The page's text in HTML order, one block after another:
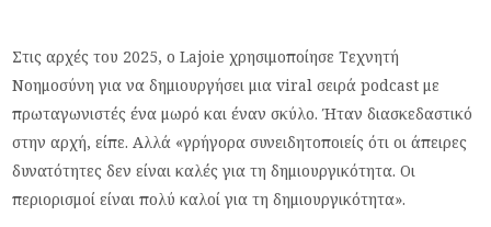
Στις αρχές του 2025, ο Lajoie χρησιμοποίησε Τεχνητή
Νοημοσύνη για να δημιουργήσει μια viral σειρά podcast με
πρωταγωνιστές ένα μωρό και έναν σκύλο. Ήταν διασκεδαστικό
στην αρχή, είπε. Αλλά «γρήγορα συνειδητοποιείς ότι οι άπειρες
δυνατότητες δεν είναι καλές για τη δημιουργικότητα. Οι
περιορισμοί είναι πολύ καλοί για τη δημιουργικότητα».